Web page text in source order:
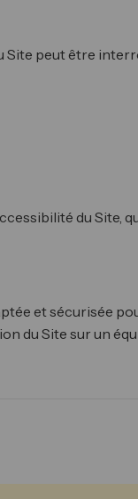
Site peut être
du Site,
et sécurisée
du Site sur un